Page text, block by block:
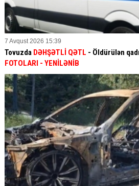
7 Avqust 2026 15:39
Tovuzda DƏHŞƏTLİ QƏTL - Öldürülən
FOTOLARI - YENİLƏNİB